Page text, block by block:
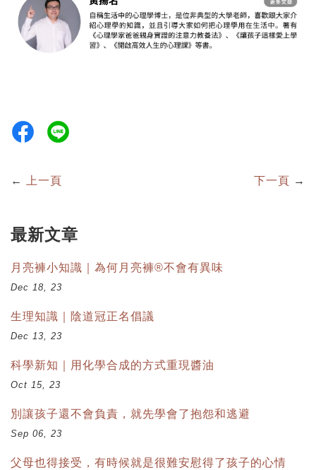
← 上一頁 下一頁 →
最新文章
月亮褲小知識｜為何月亮褲®不會有異味
Dec 18, 23
生理知識｜陰道冠正名倡議
Dec 13, 23
科學新知｜用化學合成的方式重現醬油
Oct 15, 23
別讓孩子還不會負責，就先學會了抱怨和逃避
Sep 06, 23
父母也得接受，有時候就是很難安慰得了孩子的心情